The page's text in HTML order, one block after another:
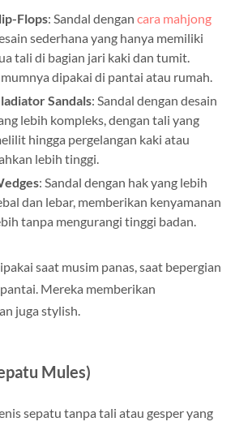
Flops: Sandal dengan cara mahjong
sederhana yang hanya memiliki
tali di bagian jari kaki dan tumit.
dipakai di pantai atau rumah.
Sandals: Sandal dengan desain
lebih kompleks, dengan tali yang
hingga pergelangan kaki atau
lebih tinggi.
: Sandal dengan hak yang lebih
dan lebar, memberikan kenyamanan
tanpa mengurangi tinggi badan.
saat musim panas, saat bepergian
Mereka memberikan
juga stylish.
Mules)
sepatu tanpa tali atau gesper yang